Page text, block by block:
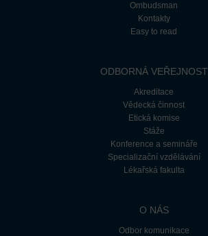
Ombudsman
Kontakty
Easy to read
ODBORNÁ VEŘEJNOST
Akreditace
Vědecká činnost
Etická komise
Stáže
Konference a semináře
Specializační vzdělávání
Lékařská fakulta
O NÁS
Odbor komunikace